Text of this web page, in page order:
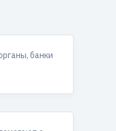
банки